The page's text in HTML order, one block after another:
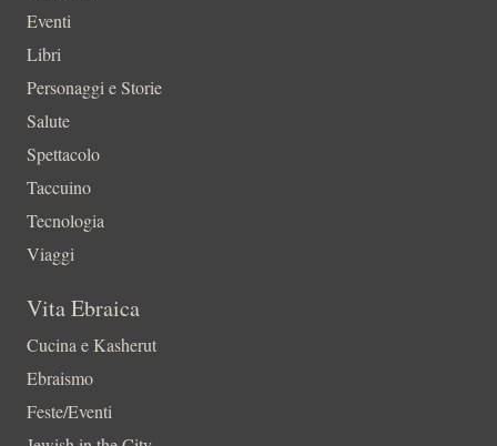
Eventi
Libri
Personaggi e Storie
Salute
Spettacolo
Taccuino
Tecnologia
Viaggi
Vita Ebraica
Cucina e Kasherut
Ebraismo
Feste/Eventi